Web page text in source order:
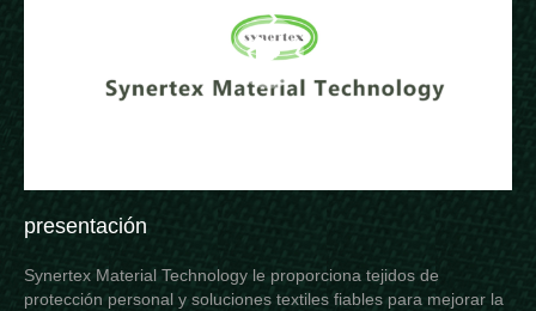
presentación
Synertex Material Technology le proporciona tejidos de
protección personal y soluciones textiles fiables para mejorar la